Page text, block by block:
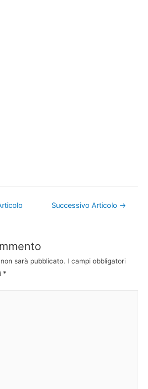
Successivo Articolo →
sarà pubblicato. I campi obbligatori
*